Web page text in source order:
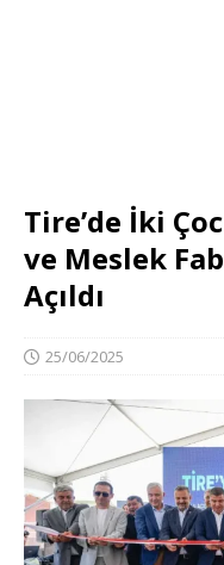
Tire’de İki
ve Meslek
Açıldı
25/06/2025